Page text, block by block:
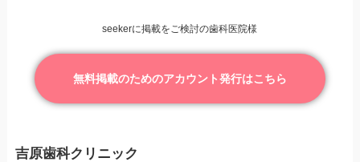
seekerに掲載をご検討の歯科医院様
無料掲載のためのアカウント発行はこちら
吉原歯科クリニック